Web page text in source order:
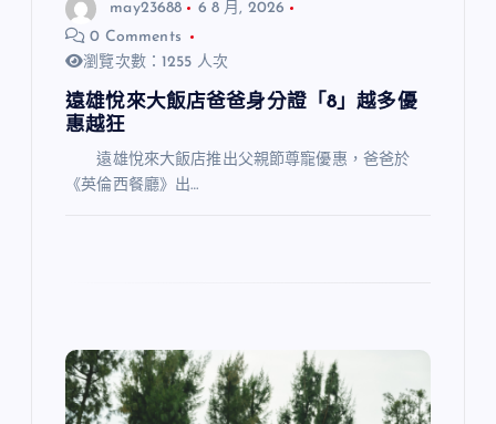
may23688
6 8 月, 2026
0 Comments
瀏覽次數：1255 人次
遠雄悅來大飯店爸爸身分證「8」越多優
惠越狂
遠雄悅來大飯店推出父親節尊寵優惠，爸爸於
《英倫西餐廳》出…